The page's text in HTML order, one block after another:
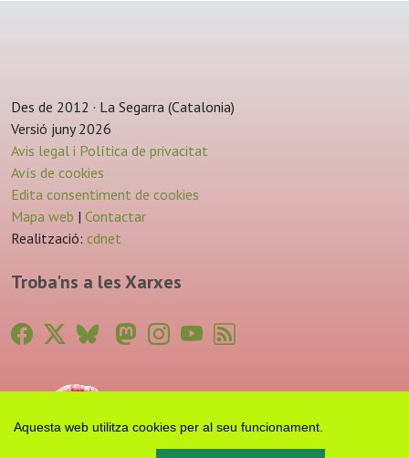
Aquesta web utilitza cookies per al seu funcionament.
Des de 2012 · La Segarra (Catalonia)
Versió juny 2026
Avis legal i Política de privacitat
Avís de cookies
Edita consentiment de cookies
Mapa web | Contactar
Realització: cdnet
Troba'ns a les Xarxes